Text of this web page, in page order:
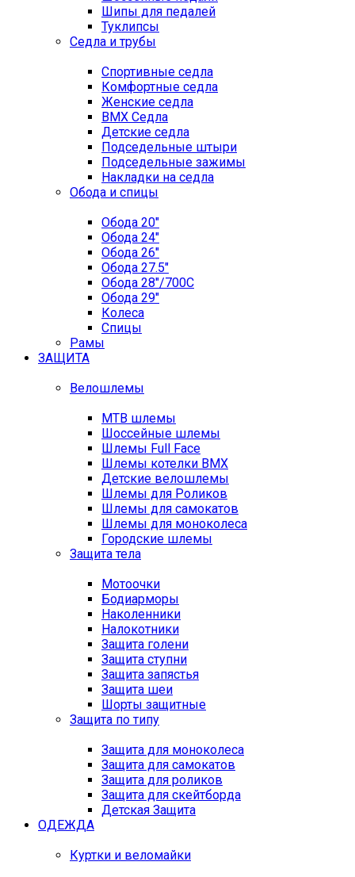
Шипы для педалей
Туклипсы
Седла и трубы
Спортивные седла
Комфортные седла
Женские седла
BMX Седла
Детские седла
Подседельные штыри
Подседельные зажимы
Накладки на седла
Обода и спицы
Обода 20"
Обода 24"
Обода 26"
Обода 27.5"
Обода 28"/700C
Обода 29"
Колеса
Спицы
Рамы
ЗАЩИТА
Велошлемы
MTB шлемы
Шоссейные шлемы
Шлемы Full Face
Шлемы котелки BMX
Детские велошлемы
Шлемы для Роликов
Шлемы для самокатов
Шлемы для моноколеса
Городские шлемы
Защита тела
Мотоочки
Бодиарморы
Наколенники
Налокотники
Защита голени
Защита ступни
Защита запястья
Защита шеи
Шорты защитные
Защита по типу
Защита для моноколеса
Защита для самокатов
Защита для роликов
Защита для скейтборда
Детская Защита
ОДЕЖДА
Куртки и веломайки